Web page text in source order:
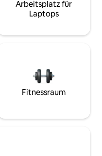
Arbeitsplatz für
Laptops
Fitnessraum